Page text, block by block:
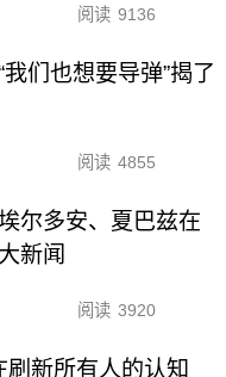
阅读 9136
们也想要导弹”揭了
阅读 4855
尔多安、夏巴兹在
新闻
阅读 3920
新所有人的认知